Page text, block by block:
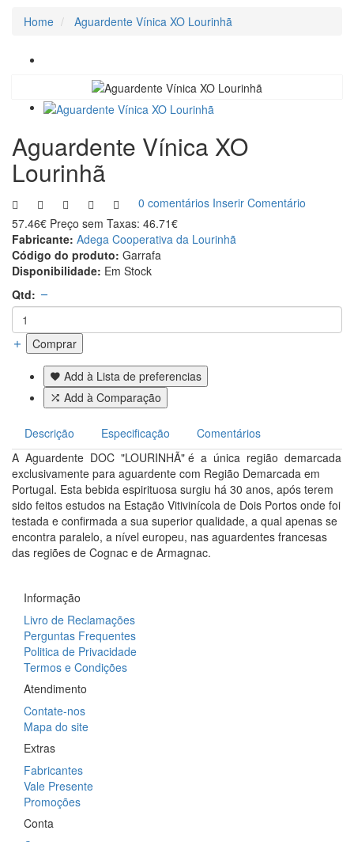
Home
Aguardente Vínica XO Lourinhã
Aguardente Vínica XO
Lourinhã
0 comentários Inserir Comentário
57.46€ Preço sem Taxas: 46.71€
Fabricante: Adega Cooperativa da Lourinhã
Código do produto: Garrafa
Disponibilidade: Em Stock
Qtd:
Comprar
Add à Lista de preferencias
Add à Comparação
Descrição Especificação
Comentários
A Aguardente DOC "LOURINHÃ" é a única região demarcada
exclusivamente para aguardente com Região Demarcada em
Portugal. Esta bebida espirituosa surgiu há 30 anos, após terem
sido feitos estudos na Estação Vitivinícola de Dois Portos onde foi
testada e confirmada a sua superior qualidade, a qual apenas se
encontra paralelo, a nível europeu, nas aguardentes francesas
das regiões de Cognac e de Armagnac.
Informação
Livro de Reclamações
Perguntas Frequentes
Politica de Privacidade
Termos e Condições
Atendimento
Contate-nos
Mapa do site
Extras
Fabricantes
Vale Presente
Promoções
Conta